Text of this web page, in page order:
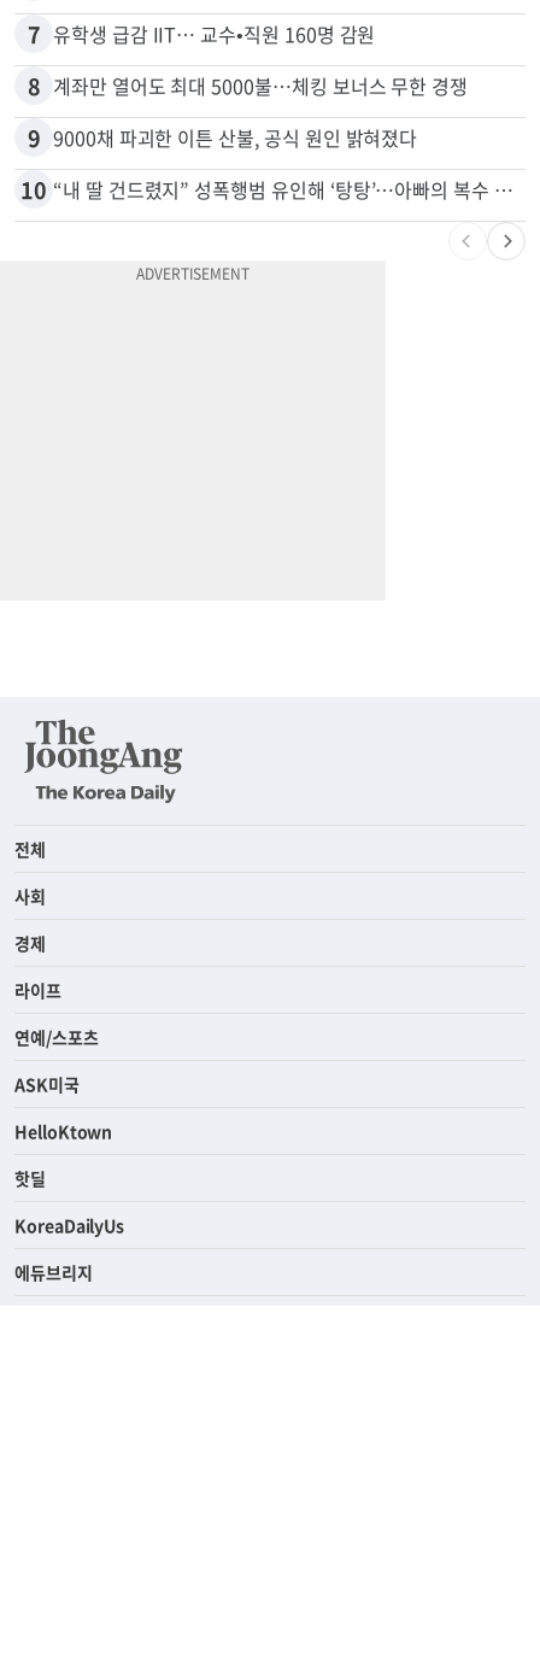
7 유학생 급감 IIT… 교수•직원 160명 감원
8 계좌만 열어도 최대 5000불…체킹 보너스 무한 경쟁
9 9000채 파괴한 이튼 산불, 공식 원인 밝혀졌다
10 “내 딸 건드렸지” 성폭행범 유인해 ‘탕탕’…아빠의 복수 결말
전체
사회
경제
라이프
연예/스포츠
ASK미국
HelloKtown
핫딜
KoreaDailyUs
에듀브리지